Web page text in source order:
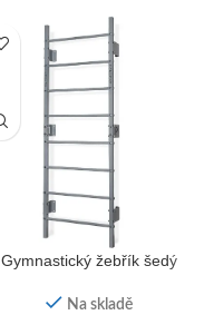
Gymnastický žebřík šedý
Na skladě